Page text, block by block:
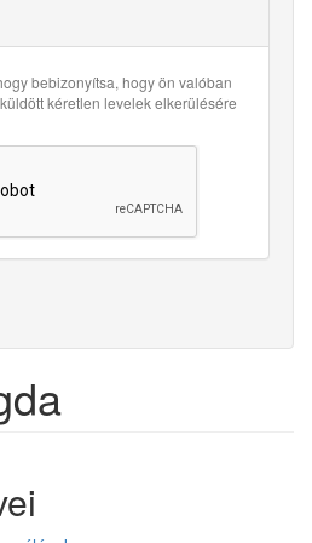
bebizonyítsa, hogy ön valóban
kéretlen levelek elkerülésére